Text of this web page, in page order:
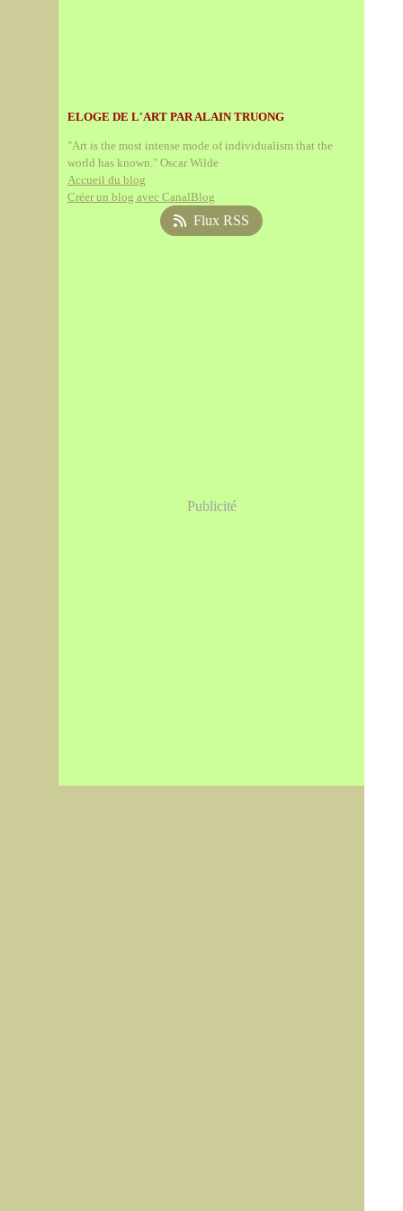
ELOGE DE L'ART PAR ALAIN TRUONG
"Art is the most intense mode of individualism that the
world has known." Oscar Wilde
Accueil du blog
Créer un blog avec CanalBlog
Flux RSS
Publicité